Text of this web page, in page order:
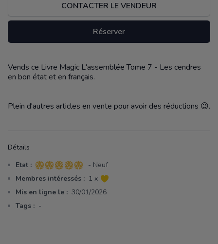
CONTACTER LE VENDEUR
Réserver
Description
Vends ce Livre Magic L'assemblée Tome 7 - Les cendres
en bon état et en français.
Plein d'autres articles en vente pour avoir des réductions 😉.
Détails
Etat : 5 sur 5 étoiles
- Neuf
Membres intéressés : 1 x
Mis en ligne le : 30/01/2026
Tags : -